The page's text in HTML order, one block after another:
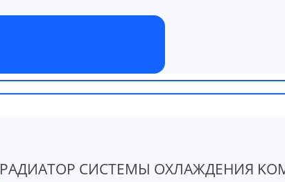
РАДИАТОР СИСТЕМЫ ОХЛАЖДЕНИЯ